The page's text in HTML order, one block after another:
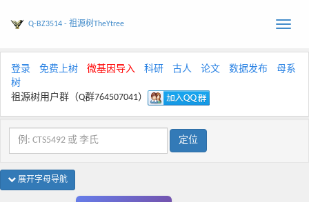
Toggle
Q-BZ3514 - 祖源树TheYtree
登录 免费上树 微基因导入 科研 古人 论文 数据发布
母系
树
祖源树用户群（Q群764507041）
展开字母导航